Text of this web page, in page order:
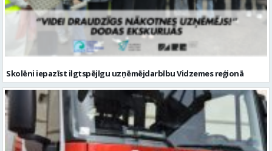
Skolēni iepazīst ilgtspējīgu uzņēmējdarbību Vidzemes reģionā